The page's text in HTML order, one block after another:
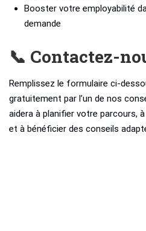
Booster votre employabilité
demande
📞 Contactez-
Remplissez le formulaire ci-
gratuitement par l’un de nos
aidera à planifier votre parcours,
et à bénéficier des conseils